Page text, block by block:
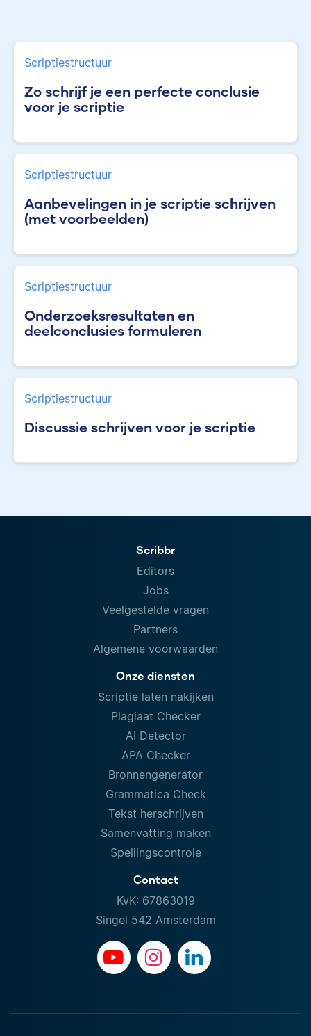
Scriptiestructuur
Zo schrijf je een perfecte conclusie
voor je scriptie
Scriptiestructuur
Aanbevelingen in je scriptie schrijven
(met voorbeelden)
Scriptiestructuur
Onderzoeksresultaten en
deelconclusies formuleren
Scriptiestructuur
Discussie schrijven voor je scriptie
Scribbr
Editors
Jobs
Veelgestelde vragen
Partners
Algemene voorwaarden
Onze diensten
Scriptie laten nakijken
Plagiaat Checker
AI Detector
APA Checker
Bronnengenerator
Grammatica Check
Tekst herschrijven
Samenvatting maken
Spellingscontrole
Contact
KvK: 67863019
Singel 542 Amsterdam